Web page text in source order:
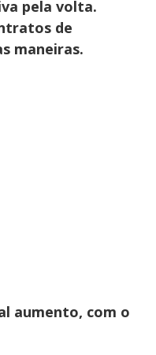
pela volta.
de
maneiras.
aumento, com o